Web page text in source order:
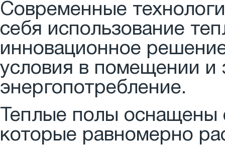
Современные
себя использование
инновационное
условия в помещении и
энергопотребление.
Теплые полы
которые равномерно